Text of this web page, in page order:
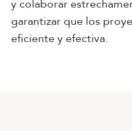
y colaborar
garantizar que los
eficiente y efectiva.